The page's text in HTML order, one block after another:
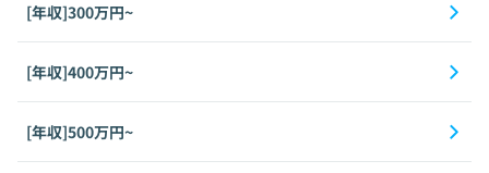
[年収]300万円~
[年収]400万円~
[年収]500万円~